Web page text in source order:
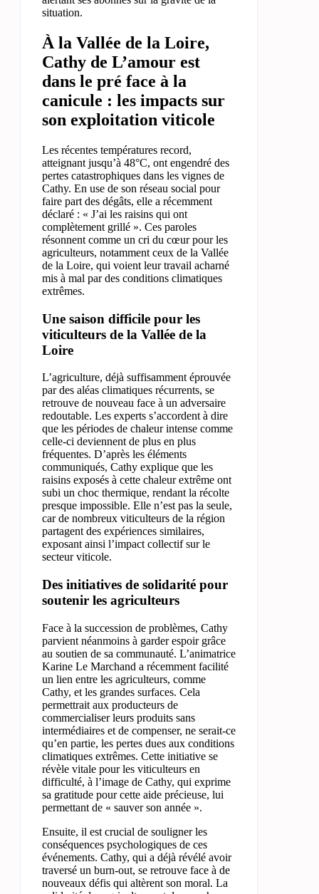
situation.
À la Vallée de la Loire,
Cathy de L’amour est
dans le pré face à la
canicule : les impacts sur
son exploitation viticole
Les récentes températures record,
atteignant jusqu’à 48°C, ont engendré des
pertes catastrophiques dans les vignes de
Cathy. En use de son réseau social pour
faire part des dégâts, elle a récemment
déclaré : « J’ai les raisins qui ont
complètement grillé ». Ces paroles
résonnent comme un cri du cœur pour les
agriculteurs, notamment ceux de la Vallée
de la Loire, qui voient leur travail acharné
mis à mal par des conditions climatiques
extrêmes.
Une saison difficile pour les
viticulteurs de la Vallée de la
Loire
L’agriculture, déjà suffisamment éprouvée
par des aléas climatiques récurrents, se
retrouve de nouveau face à un adversaire
redoutable. Les experts s’accordent à dire
que les périodes de chaleur intense comme
celle-ci deviennent de plus en plus
fréquentes. D’après les éléments
communiqués, Cathy explique que les
raisins exposés à cette chaleur extrême ont
subi un choc thermique, rendant la récolte
presque impossible. Elle n’est pas la seule,
car de nombreux viticulteurs de la région
partagent des expériences similaires,
exposant ainsi l’impact collectif sur le
secteur viticole.
Des initiatives de solidarité pour
soutenir les agriculteurs
Face à la succession de problèmes, Cathy
parvient néanmoins à garder espoir grâce
au soutien de sa communauté. L’animatrice
Karine Le Marchand a récemment facilité
un lien entre les agriculteurs, comme
Cathy, et les grandes surfaces. Cela
permettrait aux producteurs de
commercialiser leurs produits sans
intermédiaires et de compenser, ne serait-ce
qu’en partie, les pertes dues aux conditions
climatiques extrêmes. Cette initiative se
révèle vitale pour les viticulteurs en
difficulté, à l’image de Cathy, qui exprime
sa gratitude pour cette aide précieuse, lui
permettant de « sauver son année ».
Ensuite, il est crucial de souligner les
conséquences psychologiques de ces
événements. Cathy, qui a déjà révélé avoir
traversé un burn-out, se retrouve face à de
nouveaux défis qui altèrent son moral. La